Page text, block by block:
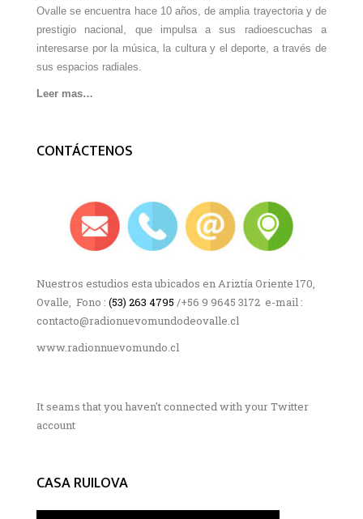
Ovalle se encuentra hace 10 años, de amplia trayectoria y de
prestigio nacional, que impulsa a sus radioescuchas a
interesarse por la música, la cultura y el deporte, a través de
sus espacios radiales.
Leer mas…
CONTÁCTENOS
Nuestros estudios esta ubicados en Ariztía Oriente 170,
Ovalle, Fono : (53) 263 4795 /+56 9 9645 3172 e-mail :
contacto@radionuevomundodeovalle.cl
www.radionnuevomundo.cl
It seams that you haven't connected with your Twitter
account
CASA RUILOVA